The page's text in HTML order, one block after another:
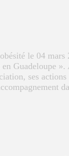
le 04
Guadeloupe
ses